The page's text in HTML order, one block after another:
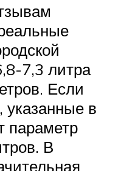
7,3 литра
Если
указанные в
параметр
В